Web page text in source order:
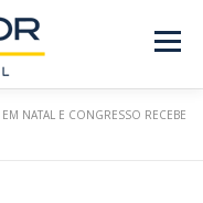
Menu
LEIS
NATAL E CONGRESSO RECEBE